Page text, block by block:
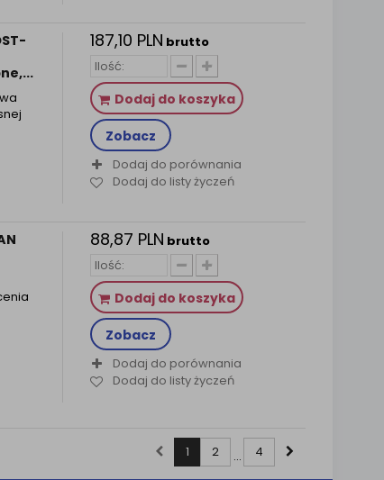
187,10 PLN brutto
Dodaj do koszyka
Zobacz
Dodaj do porównania
Dodaj do listy życzeń
88,87 PLN brutto
Dodaj do koszyka
Zobacz
Dodaj do porównania
Dodaj do listy życzeń
1 2 ... 4